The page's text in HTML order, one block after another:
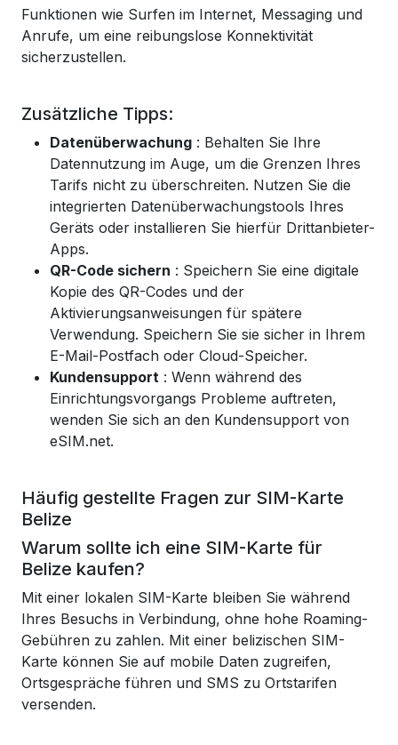
Funktionen wie Surfen im Internet, Messaging und
Anrufe, um eine reibungslose Konnektivität
sicherzustellen.
Zusätzliche Tipps:
Datenüberwachung : Behalten Sie Ihre
Datennutzung im Auge, um die Grenzen Ihres
Tarifs nicht zu überschreiten. Nutzen Sie die
integrierten Datenüberwachungstools Ihres
Geräts oder installieren Sie hierfür Drittanbieter-
Apps.
QR-Code sichern : Speichern Sie eine digitale
Kopie des QR-Codes und der
Aktivierungsanweisungen für spätere
Verwendung. Speichern Sie sie sicher in Ihrem
E-Mail-Postfach oder Cloud-Speicher.
Kundensupport : Wenn während des
Einrichtungsvorgangs Probleme auftreten,
wenden Sie sich an den Kundensupport von
eSIM.net.
Häufig gestellte Fragen zur SIM-Karte
Belize
Warum sollte ich eine SIM-Karte für
Belize kaufen?
Mit einer lokalen SIM-Karte bleiben Sie während
Ihres Besuchs in Verbindung, ohne hohe Roaming-
Gebühren zu zahlen. Mit einer belizischen SIM-
Karte können Sie auf mobile Daten zugreifen,
Ortsgespräche führen und SMS zu Ortstarifen
versenden.